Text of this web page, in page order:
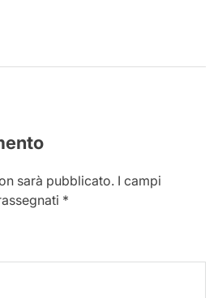
sarà pubblicato. I campi
*